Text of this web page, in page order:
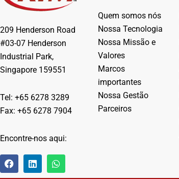
209 Henderson Road
#03-07 Henderson
Industrial Park,
Singapore 159551
Tel: +65 6278 3289
Fax: +65 6278 7904
Encontre-nos aqui:
F
a
c
L
i
n
W
h
a
Quem somos nós
Nossa Tecnologia
Nossa Missão e
Valores
Marcos
importantes
Nossa Gestão
Parceiros